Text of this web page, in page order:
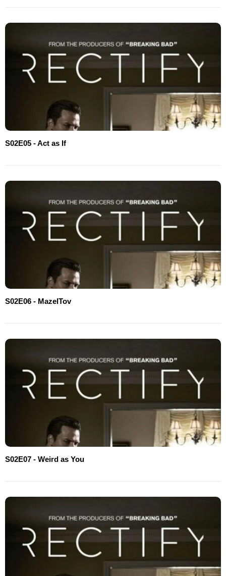
S02E05 - Act as If
S02E06 - MazelTov
S02E07 - Weird as You